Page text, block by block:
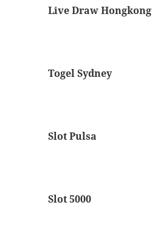
Live Draw Hongkong
Togel Sydney
Slot Pulsa
Slot 5000